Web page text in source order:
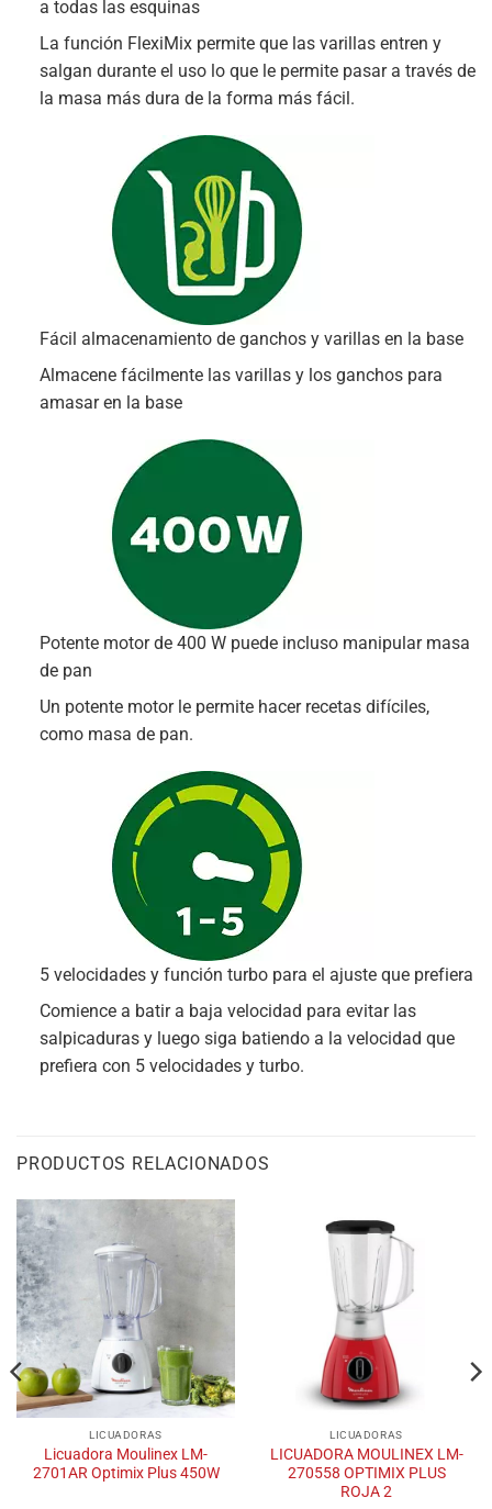
a todas las esquinas
La función FlexiMix permite que las varillas entren y
salgan durante el uso lo que le permite pasar a través de
la masa más dura de la forma más fácil.
Fácil almacenamiento de ganchos y varillas en la base
Almacene fácilmente las varillas y los ganchos para
amasar en la base
Potente motor de 400 W puede incluso manipular masa
de pan
Un potente motor le permite hacer recetas difíciles,
como masa de pan.
5 velocidades y función turbo para el ajuste que prefiera
Comience a batir a baja velocidad para evitar las
salpicaduras y luego siga batiendo a la velocidad que
prefiera con 5 velocidades y turbo.
PRODUCTOS RELACIONADOS
LICUADORAS
Licuadora Moulinex LM-
2701AR Optimix Plus 450W
LICUADORAS
LICUADORA MOULINEX LM-
270558 OPTIMIX PLUS
ROJA 2